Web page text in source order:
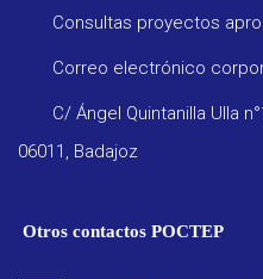
Consultas proyectos
Correo electrónico
C/ Ángel Quintanilla Ulla
06011, Badajoz
Otros contactos POCTEP